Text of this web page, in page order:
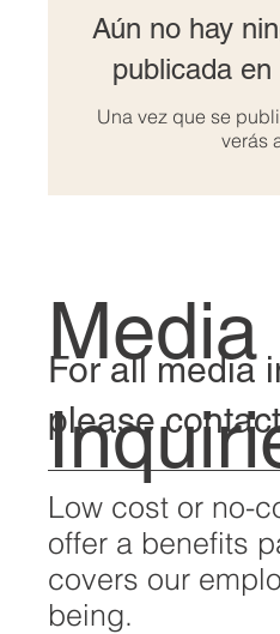
Aún no hay
publicada
Una vez que se
verás
Media
Low cost or no-
offer a benefits
covers our
being.
For all media
please